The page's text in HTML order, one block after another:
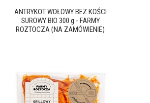
ANTRYKOT WOŁOWY BEZ KOŚCI
SUROWY BIO 300 g - FARMY
ROZTOCZA (NA ZAMÓWIENIE)